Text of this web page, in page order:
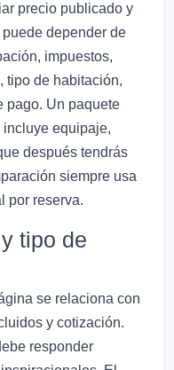
precio publicado y
depender de
impuestos,
tipo de habitación,
pago. Un paquete
incluye equipaje,
después tendrás
siempre usa
por reserva.
tipo de
se relaciona con
y cotización.
responder